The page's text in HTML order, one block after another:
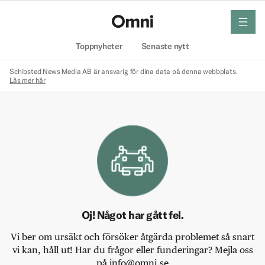
Toppnyheter Senaste nytt
meny
Schibsted News Media AB är ansvarig för dina data på denna webbplats.
Läs mer här
Oj! Något har gått fel.
Vi ber om ursäkt och försöker åtgärda problemet så snart
vi kan, håll ut! Har du frågor eller funderingar? Mejla oss